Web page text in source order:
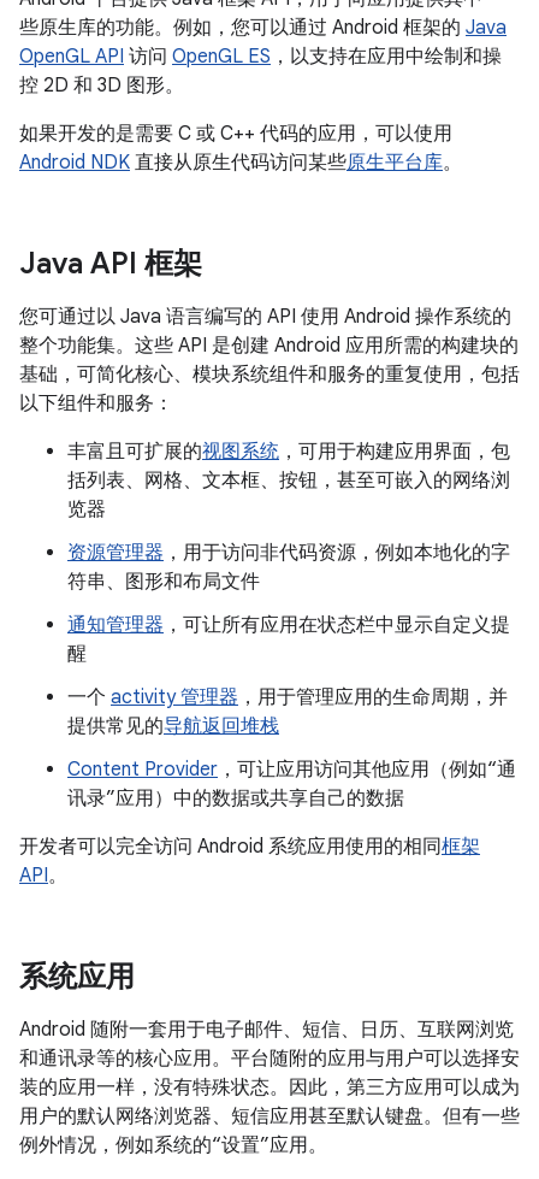
些原生库的功能。例如，您可以通过 Android 框架的 Java
OpenGL API 访问 OpenGL ES ，以支持在应用中绘制和操
控 2D 和 3D 图形。
如果开发的是需要 C 或 C++ 代码的应用，可以使用
Android NDK 直接从原生代码访问某些原生平台库。
Java API 框架
您可通过以 Java 语言编写的 API 使用 Android 操作系统的
整个功能集。这些 API 是创建 Android 应用所需的构建块的
基础，可简化核心、模块系统组件和服务的重复使用，包括
以下组件和服务：
丰富且可扩展的视图系统 ，可用于构建应用界面，包
括列表、网格、文本框、按钮，甚至可嵌入的网络浏
览器
资源管理器 ，用于访问非代码资源，例如本地化的字
符串、图形和布局文件
通知管理器 ，可让所有应用在状态栏中显示自定义提
醒
一个 activity 管理器 ，用于管理应用的生命周期，并
提供常见的导航返回堆栈
Content Provider ，可让应用访问其他应用（例如“通
讯录”应用）中的数据或共享自己的数据
开发者可以完全访问 Android 系统应用使用的相同框架
API。
系统应用
Android 随附一套用于电子邮件、短信、日历、互联网浏览
和通讯录等的核心应用。平台随附的应用与用户可以选择安
装的应用一样，没有特殊状态。因此，第三方应用可以成为
用户的默认网络浏览器、短信应用甚至默认键盘。但有一些
例外情况，例如系统的“设置”应用。